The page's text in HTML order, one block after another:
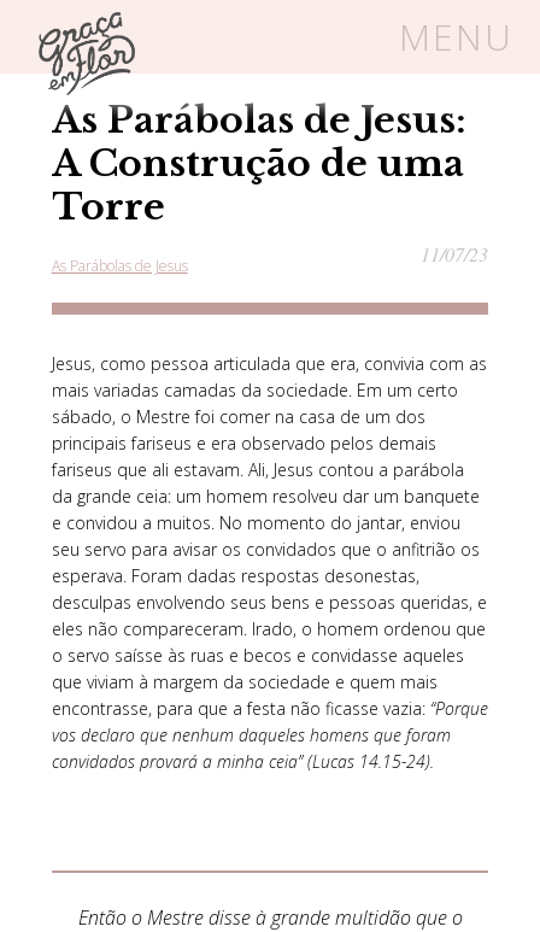
MENU
Um espaço seguro onde mulheres
cristãs podem florescer em Cristo
Livros
SOBRE
FRUTÍFERAS
Home/Blog
As Parábolas de Jesus:
A Construção de uma
Torre
As Parábolas de Jesus 11/07/23
Jesus, como pessoa articulada que era, convivia com as
mais variadas camadas da sociedade. Em um certo
sábado, o Mestre foi comer na casa de um dos
principais fariseus e era observado pelos demais
fariseus que ali estavam. Ali, Jesus contou a parábola
da grande ceia: um homem resolveu dar um banquete
e convidou a muitos. No momento do jantar, enviou
seu servo para avisar os convidados que o anfitrião os
esperava. Foram dadas respostas desonestas,
desculpas envolvendo seus bens e pessoas queridas, e
eles não compareceram. Irado, o homem ordenou que
o servo saísse às ruas e becos e convidasse aqueles
que viviam à margem da sociedade e quem mais
encontrasse, para que a festa não ficasse vazia: “Porque
vos declaro que nenhum daqueles homens que foram
convidados provará a minha ceia” (Lucas 14.15-24).
Então o Mestre disse à grande multidão que o